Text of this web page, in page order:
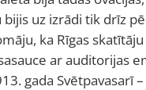
uz izrādi tik drīz
ka Rīgas
ar auditorijas
gada Svētpavasarī